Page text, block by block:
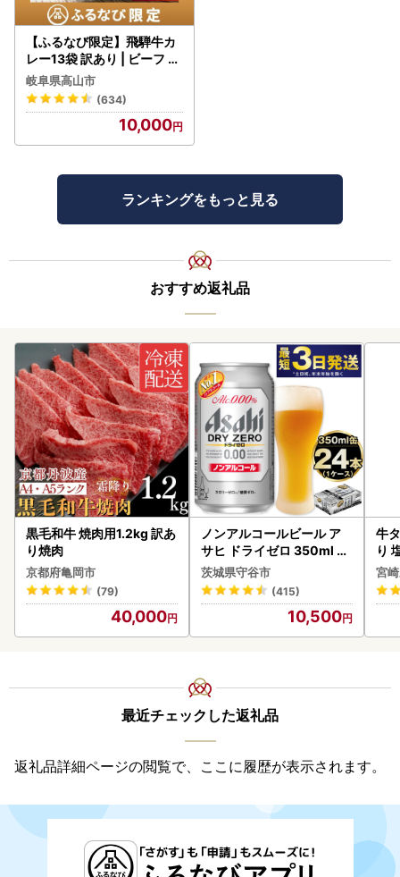
【ふるなび限定】飛騨牛カ
レー13袋 訳あり | ビーフ レ
トルト 訳あり DC006-CP
01 FN-Limited-VO
岐阜県高山市
(634)
10,000
ランキングをもっと見る
おすすめ返礼品
黒毛和牛 焼肉用1.2kg 訳あ
り焼肉
京都府亀岡市
(79)
40,000
ノンアルコールビール ア
サヒ ドライゼロ 350ml 24
本 ノンアル ビール asashi
守谷市
茨城県守谷市
(415)
10,500
牛
り
宮
最近チェックした返礼品
返礼品詳細ページの閲覧で、ここに履歴が表示されます。